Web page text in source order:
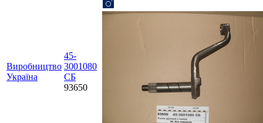
Виробництво
Україна
45-
3001080
СБ
93650